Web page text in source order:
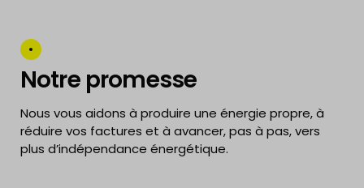
Notre promesse
Nous vous aidons à produire une énergie propre, à
réduire vos factures et à avancer, pas à pas, vers
plus d’indépendance énergétique.